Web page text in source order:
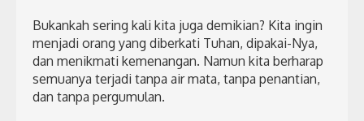
Bukankah sering kali kita juga demikian? Kita ingin
menjadi orang yang diberkati Tuhan, dipakai-Nya,
dan menikmati kemenangan. Namun kita berharap
semuanya terjadi tanpa air mata, tanpa penantian,
dan tanpa pergumulan.